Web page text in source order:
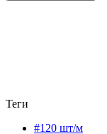
Теги
#120 шт/м